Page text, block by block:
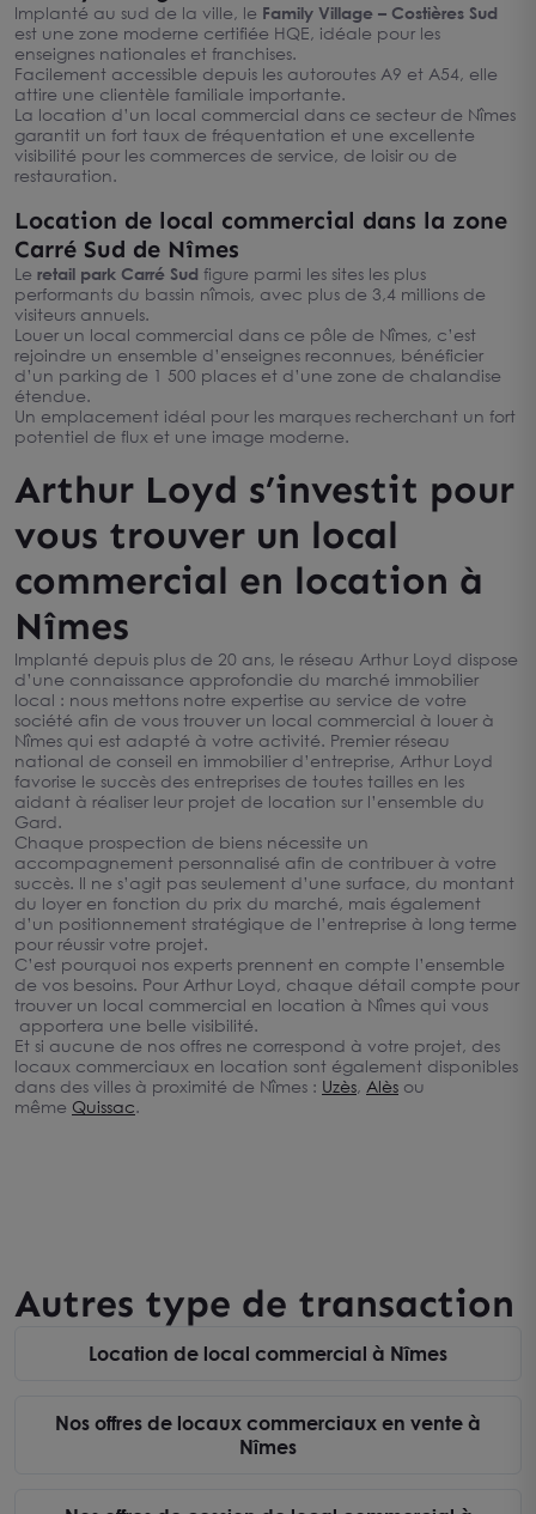
Implanté au sud de la ville, le Family Village – Costières Sud
est une zone moderne certifiée HQE, idéale pour les
enseignes nationales et franchises.
Facilement accessible depuis les autoroutes A9 et A54, elle
attire une clientèle familiale importante.
La location d’un local commercial dans ce secteur de Nîmes
garantit un fort taux de fréquentation et une excellente
visibilité pour les commerces de service, de loisir ou de
restauration.
Location de local commercial dans la zone
Carré Sud de Nîmes
Le retail park Carré Sud figure parmi les sites les plus
performants du bassin nîmois, avec plus de 3,4 millions de
visiteurs annuels.
Louer un local commercial dans ce pôle de Nîmes, c’est
rejoindre un ensemble d’enseignes reconnues, bénéficier
d’un parking de 1 500 places et d’une zone de chalandise
étendue.
Un emplacement idéal pour les marques recherchant un fort
potentiel de flux et une image moderne.
Arthur Loyd s’investit pour
vous trouver un local
commercial en location à
Nîmes
Implanté depuis plus de 20 ans, le réseau Arthur Loyd dispose
d’une connaissance approfondie du marché immobilier
local : nous mettons notre expertise au service de votre
société afin de vous trouver un local commercial à louer à
Nîmes qui est adapté à votre activité. Premier réseau
national de conseil en immobilier d’entreprise, Arthur Loyd
favorise le succès des entreprises de toutes tailles en les
aidant à réaliser leur projet de location sur l’ensemble du
Gard.
Chaque prospection de biens nécessite un
accompagnement personnalisé afin de contribuer à votre
succès. Il ne s’agit pas seulement d’une surface, du montant
du loyer en fonction du prix du marché, mais également
d’un positionnement stratégique de l’entreprise à long terme
pour réussir votre projet.
C’est pourquoi nos experts prennent en compte l’ensemble
de vos besoins. Pour Arthur Loyd, chaque détail compte pour
trouver un local commercial en location à Nîmes qui vous
apportera une belle visibilité.
Et si aucune de nos offres ne correspond à votre projet, des
locaux commerciaux en location sont également disponibles
dans des villes à proximité de Nîmes : Uzès, Alès ou
même Quissac.
Autres type de transaction
Location de local commercial à Nîmes
Nos offres de locaux commerciaux en vente à
Nîmes